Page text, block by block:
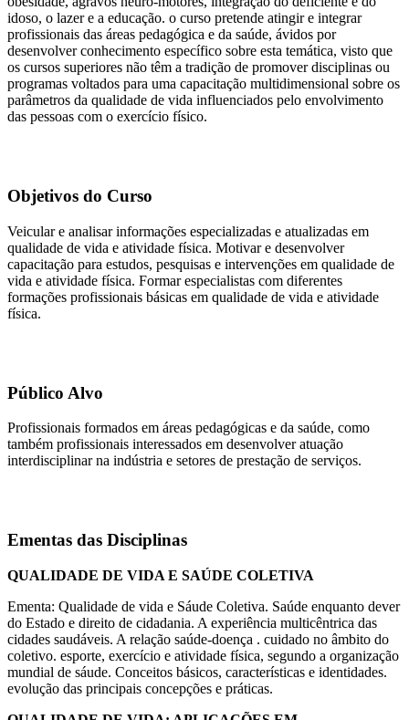
idoso, o lazer e a educação. o curso pretende atingir e integrar
profissionais das áreas pedagógica e da saúde, ávidos por
desenvolver conhecimento específico sobre esta temática, visto que
os cursos superiores não têm a tradição de promover disciplinas ou
programas voltados para uma capacitação multidimensional sobre os
parâmetros da qualidade de vida influenciados pelo envolvimento
das pessoas com o exercício físico.
Objetivos do Curso
Veicular e analisar informações especializadas e atualizadas em
qualidade de vida e atividade física. Motivar e desenvolver
capacitação para estudos, pesquisas e intervenções em qualidade de
vida e atividade física. Formar especialistas com diferentes
formações profissionais básicas em qualidade de vida e atividade
física.
Público Alvo
Profissionais formados em áreas pedagógicas e da saúde, como
também profissionais interessados em desenvolver atuação
interdisciplinar na indústria e setores de prestação de serviços.
Ementas das Disciplinas
QUALIDADE DE VIDA E SAÚDE COLETIVA
Ementa: Qualidade de vida e Sáude Coletiva. Saúde enquanto dever
do Estado e direito de cidadania. A experiência multicêntrica das
cidades saudáveis. A relação saúde-doença . cuidado no âmbito do
coletivo. esporte, exercício e atividade física, segundo a organização
mundial de sáude. Conceitos básicos, características e identidades.
evolução das principais concepções e práticas.